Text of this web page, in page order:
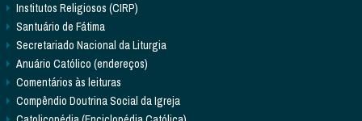
Institutos Religiosos (CIRP)
Santuário de Fátima
Secretariado Nacional da Liturgia
Anuário Católico (endereços)
Comentários às leituras
Compêndio Doutrina Social da Igreja